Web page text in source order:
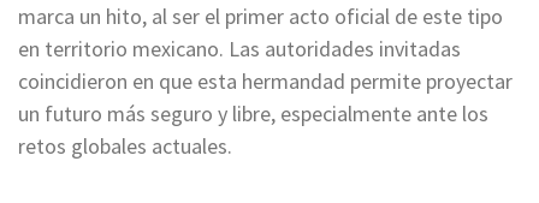
marca un hito, al ser el primer acto oficial de este tipo
en territorio mexicano. Las autoridades invitadas
coincidieron en que esta hermandad permite proyectar
un futuro más seguro y libre, especialmente ante los
retos globales actuales.